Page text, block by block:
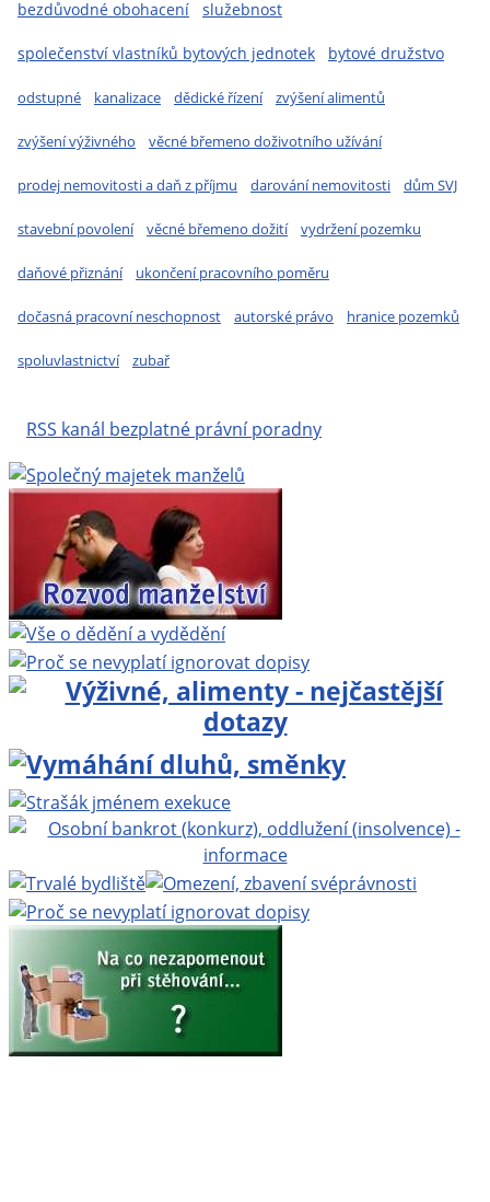
bezdůvodné obohacení služebnost
společenství vlastníků bytových jednotek bytové družstvo
odstupné kanalizace dědické řízení zvýšení alimentů
zvýšení výživného věcné břemeno doživotního užívání
prodej nemovitosti a daň z příjmu darování nemovitosti dům SVJ
stavební povolení věcné břemeno dožití vydržení pozemku
daňové přiznání ukončení pracovního poměru
dočasná pracovní neschopnost autorské právo hranice pozemků
spoluvlastnictví zubař
RSS kanál bezplatné právní poradny